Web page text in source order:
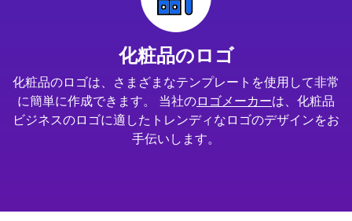
化粧品のロゴ
化粧品のロゴは、さまざまなテンプレートを使用して非常
に簡単に作成できます。 当社のロゴメーカーは、化粧品
ビジネスのロゴに適したトレンディなロゴのデザインをお
手伝いします。